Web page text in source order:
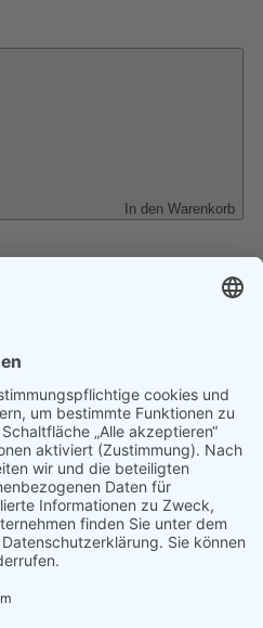
In den Warenkorb
aktualisierte Infos
blinde Menschen
Unterstützer